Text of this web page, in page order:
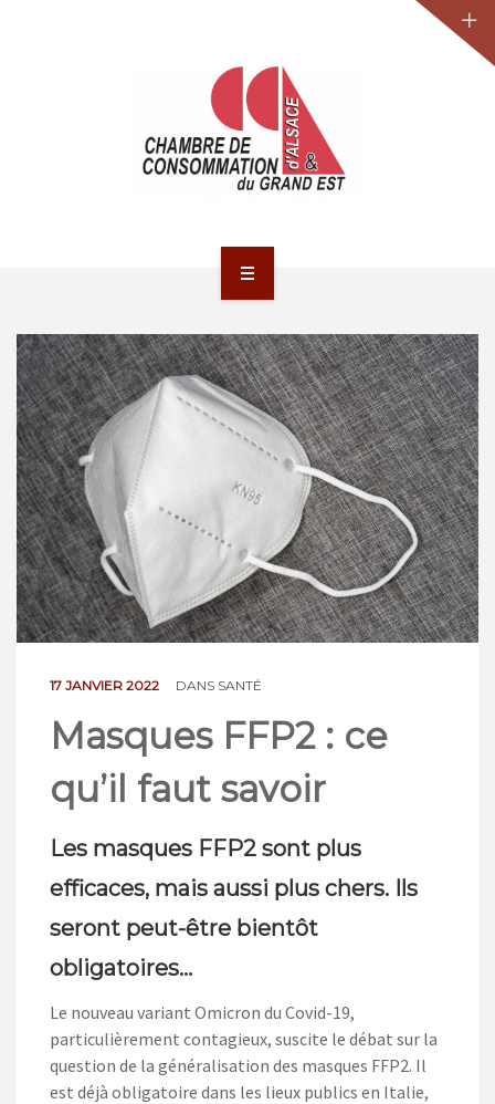
ACTUALITÉS
JURIDIQUE
LA CCA-GE
NOS ACTIONS
CONTACT
17 JANVIER 2022 DANS SANTÉ
Masques FFP2 : ce
qu’il faut savoir
Les masques FFP2 sont plus
efficaces, mais aussi plus chers. Ils
seront peut-être bientôt
obligatoires…
Le nouveau variant Omicron du Covid-19,
particulièrement contagieux, suscite le débat sur la
question de la généralisation des masques FFP2. Il
est déjà obligatoire dans les lieux publics en Italie,